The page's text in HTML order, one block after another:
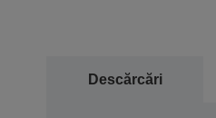
Descărcări